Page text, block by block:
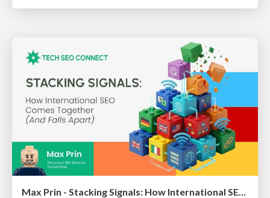
Max Prin - Stacking Signals: How International SEO Comes Together (And Falls Apart)